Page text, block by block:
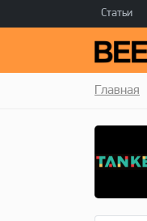
Статьи
Главная